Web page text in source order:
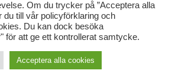
Om du trycker på ”Acceptera alla
du till vår policyförklaring och
Du kan dock besöka
för att ge ett kontrollerat samtycke.
Acceptera alla cookies